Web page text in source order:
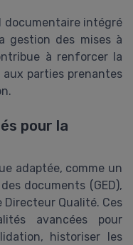
documentaire intégré
gestion des mises à
à renforcer la
parties prenantes
pour la
adaptée, comme un
documents (GED),
Directeur Qualité. Ces
avancées pour
historiser les